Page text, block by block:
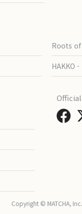
Roots
HAKKO
Copyright © MATCHA, Inc.